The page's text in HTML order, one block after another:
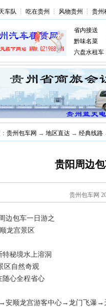
车队 ┆ 吃在贵州 ┆ 风物贵州 ┆ 贵州
省内接送
黔味名菜
六盘水租车
贵州包车网 → 地区直达→ 经典线路
贵阳周边
贵州包车网
边包车一日游之
龙宫景区
特秘境水上溶洞
区自然奇观
随心全程省心
安顺龙宫游客中心→龙门飞瀑